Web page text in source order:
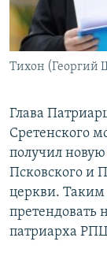
ПОБЕДИТЕЛЕЙ
ELIFBE
ПРИСОЕДИНЯЙТЕСЬ!
Все сайты
Тихон (Георгий
Глава
Сретенского
получил
Псковского и
церкви.
претендовать
патриарха